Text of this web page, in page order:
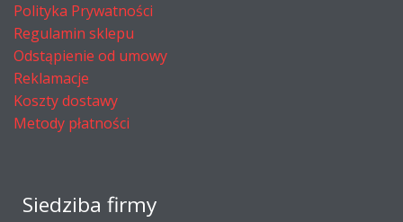
Polityka Prywatności
Regulamin sklepu
Odstąpienie od umowy
Reklamacje
Koszty dostawy
Metody płatności
Siedziba firmy